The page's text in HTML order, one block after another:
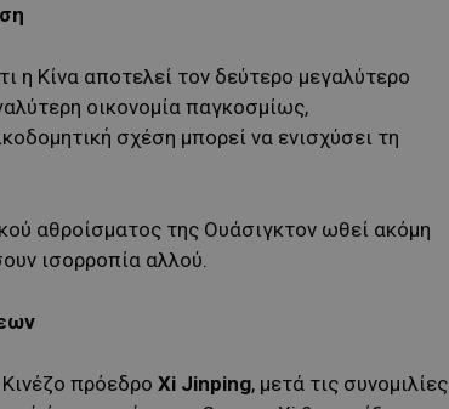
η Κίνα αποτελεί τον δεύτερο μεγαλύτερο
οικονομία παγκοσμίως,
σχέση μπορεί να ενισχύσει τη
αθροίσματος της Ουάσιγκτον ωθεί ακόμη
ισορροπία αλλού.
πρόεδρο Xi Jinping, μετά τις συνομιλίες